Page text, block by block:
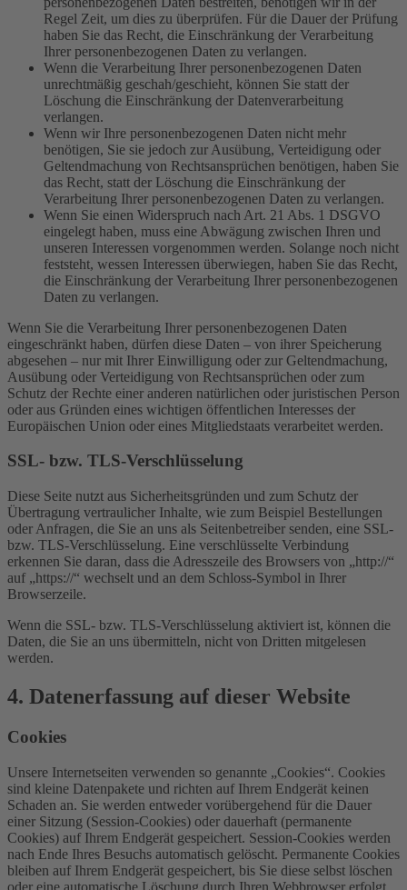
Regel Zeit, um dies zu überprüfen. Für die Dauer der Prüfung
haben Sie das Recht, die Einschränkung der Verarbeitung
Ihrer personenbezogenen Daten zu verlangen.
Wenn die Verarbeitung Ihrer personenbezogenen Daten
unrechtmäßig geschah/geschieht, können Sie statt der
Löschung die Einschränkung der Datenverarbeitung
verlangen.
Wenn wir Ihre personenbezogenen Daten nicht mehr
benötigen, Sie sie jedoch zur Ausübung, Verteidigung oder
Geltendmachung von Rechtsansprüchen benötigen, haben Sie
das Recht, statt der Löschung die Einschränkung der
Verarbeitung Ihrer personenbezogenen Daten zu verlangen.
Wenn Sie einen Widerspruch nach Art. 21 Abs. 1 DSGVO
eingelegt haben, muss eine Abwägung zwischen Ihren und
unseren Interessen vorgenommen werden. Solange noch nicht
feststeht, wessen Interessen überwiegen, haben Sie das Recht,
die Einschränkung der Verarbeitung Ihrer personenbezogenen
Daten zu verlangen.
Wenn Sie die Verarbeitung Ihrer personenbezogenen Daten
eingeschränkt haben, dürfen diese Daten – von ihrer Speicherung
abgesehen – nur mit Ihrer Einwilligung oder zur Geltendmachung,
Ausübung oder Verteidigung von Rechtsansprüchen oder zum
Schutz der Rechte einer anderen natürlichen oder juristischen Person
oder aus Gründen eines wichtigen öffentlichen Interesses der
Europäischen Union oder eines Mitgliedstaats verarbeitet werden.
SSL- bzw. TLS-Verschlüsselung
Diese Seite nutzt aus Sicherheitsgründen und zum Schutz der
Übertragung vertraulicher Inhalte, wie zum Beispiel Bestellungen
oder Anfragen, die Sie an uns als Seitenbetreiber senden, eine SSL-
bzw. TLS-Verschlüsselung. Eine verschlüsselte Verbindung
erkennen Sie daran, dass die Adresszeile des Browsers von „http://“
auf „https://“ wechselt und an dem Schloss-Symbol in Ihrer
Browserzeile.
Wenn die SSL- bzw. TLS-Verschlüsselung aktiviert ist, können die
Daten, die Sie an uns übermitteln, nicht von Dritten mitgelesen
werden.
4. Datenerfassung auf dieser Website
Cookies
Unsere Internetseiten verwenden so genannte „Cookies“. Cookies
sind kleine Datenpakete und richten auf Ihrem Endgerät keinen
Schaden an. Sie werden entweder vorübergehend für die Dauer
einer Sitzung (Session-Cookies) oder dauerhaft (permanente
Cookies) auf Ihrem Endgerät gespeichert. Session-Cookies werden
nach Ende Ihres Besuchs automatisch gelöscht. Permanente Cookies
bleiben auf Ihrem Endgerät gespeichert, bis Sie diese selbst löschen
oder eine automatische Löschung durch Ihren Webbrowser erfolgt.